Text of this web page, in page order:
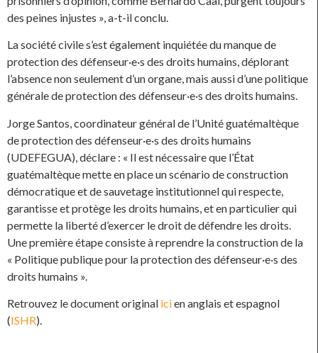
des peines injustes », a-t-il conclu.
La société civile s’est également inquiétée du manque de
protection des défenseur·e·s des droits humains, déplorant
l’absence non seulement d’un organe, mais aussi d’une politique
générale de protection des défenseur·e·s des droits humains.
Jorge Santos, coordinateur général de l’Unité guatémaltèque
de protection des défenseur·e·s des droits humains
(UDEFEGUA), déclare : « Il est nécessaire que l’État
guatémaltèque mette en place un scénario de construction
démocratique et de sauvetage institutionnel qui respecte,
garantisse et protège les droits humains, et en particulier qui
permette la liberté d’exercer le droit de défendre les droits.
Une première étape consiste à reprendre la construction de la
« Politique publique pour la protection des défenseur·e·s des
droits humains ».
Retrouvez le document original icien anglais et espagnol
(ISHR).